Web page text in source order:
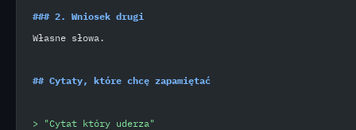
### 2. Wniosek drugi
Własne słowa.
## Cytaty, które chcę zapamiętać
> "Cytat który uderza"